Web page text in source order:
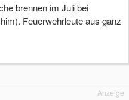
brennen im Juli bei
Feuerwehrleute aus ganz
Anzeige